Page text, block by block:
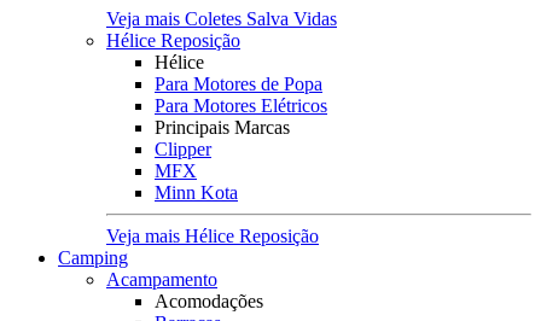
Veja mais Coletes Salva Vidas
Hélice Reposição
Hélice
Para Motores de Popa
Para Motores Elétricos
Principais Marcas
Clipper
MFX
Minn Kota
Veja mais Hélice Reposição
Camping
Acampamento
Acomodações